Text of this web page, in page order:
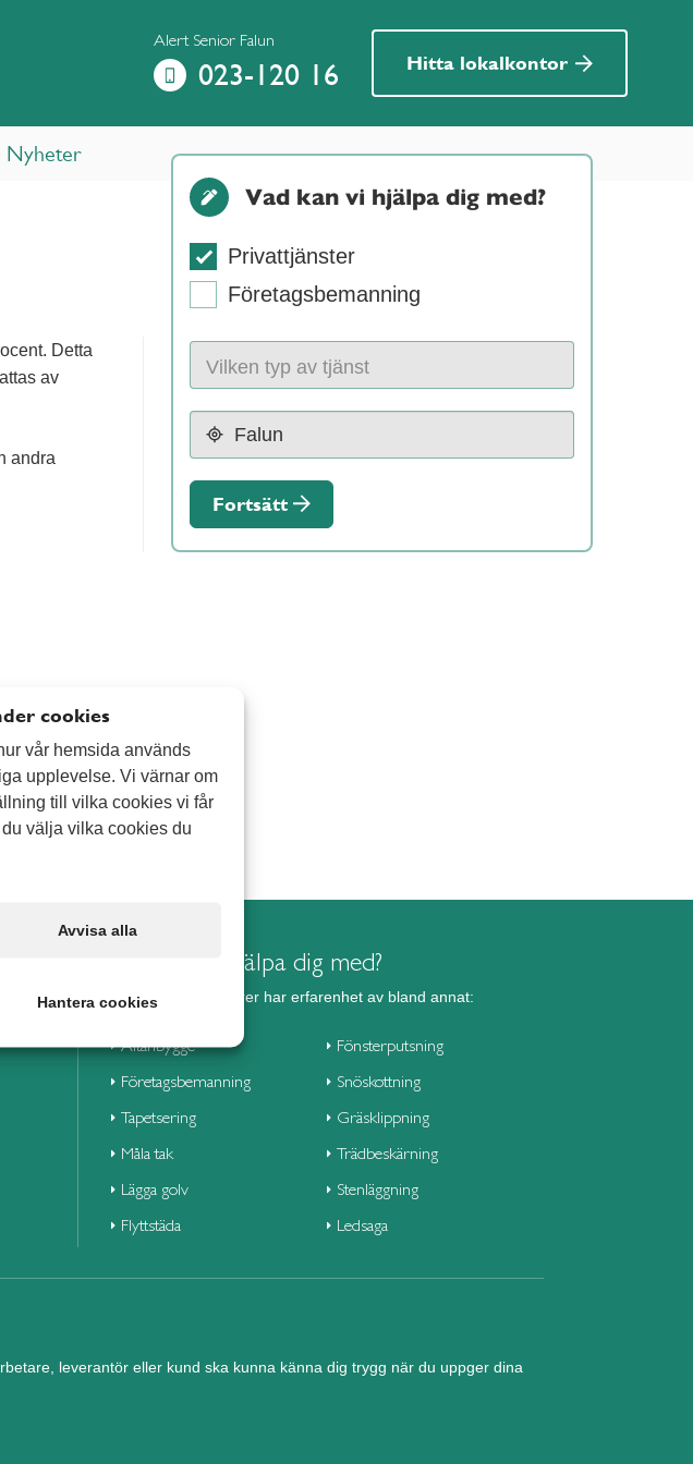
Alert Senior Falun
023-120 16 Hitta lokalkontor
Nyheter
Vad kan vi hjälpa dig med?
Privattjänster
Företagsbemanning
Fortsätt
Detta
av
andra
Vad kan vi hjälpa dig med?
Våra duktiga seniorer har erfarenhet av bland annat:
Altanbygge
Företagsbemanning
Tapetsering
Måla tak
Lägga golv
Flyttstäda
Fönsterputsning
Snöskottning
Gräsklippning
Trädbeskärning
Stenläggning
Ledsaga
leverantör eller kund ska kunna känna dig trygg när du uppger dina
cookies
vår hemsida används
upplevelse. Vi värnar om
till vilka cookies vi får
välja vilka cookies du
Avvisa alla
Hantera cookies